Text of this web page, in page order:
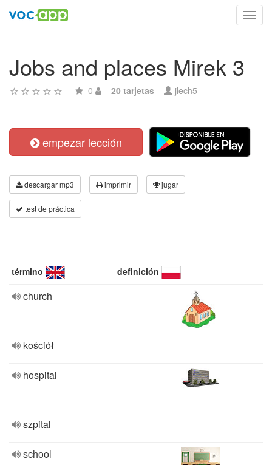
Jobs and places Mirek 3
0 20 tarjetas jlech5
empezar lección
descargar mp3 imprimir jugar
test de práctica
término definición
church
kościół
hospital
szpital
school